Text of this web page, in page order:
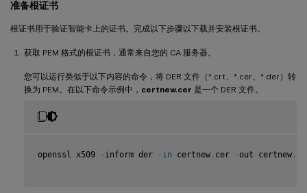
准备根证书
根证书用于验证智能卡上的证书。完成以下步骤以下载并安装根证书。
获取 PEM 格式的根证书，通常来自您的 CA 服务器。
您可以运行类似于以下内容的命令，将 DER 文件（*.crt、*.cer、*.der）转
换为 PEM。在以下命令示例中， certnew.cer 是一个 DER 文件。
openssl x509 - inform der - in certnew . cer - out certnew .